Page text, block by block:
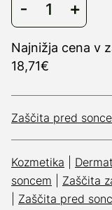
Najnižja cena v
18,71€
Zaščita pred
Kozmetika
soncem
Zaščita
Zaščita pred